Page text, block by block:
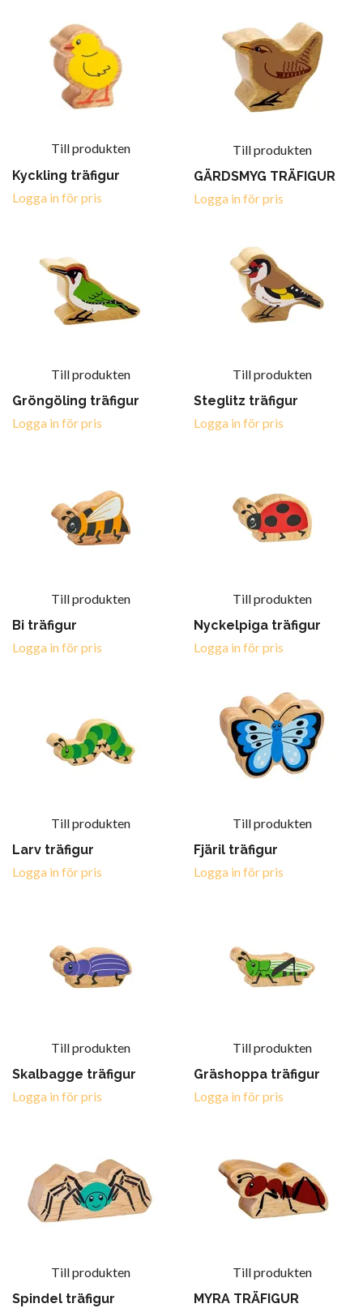
Till produkten
Kyckling träfigur
Logga in för pris
Till produkten
GÄRDSMYG TRÄFIGUR
Logga in för pris
Till produkten
Gröngöling träfigur
Logga in för pris
Till produkten
Steglitz träfigur
Logga in för pris
Till produkten
Bi träfigur
Logga in för pris
Till produkten
Nyckelpiga träfigur
Logga in för pris
Till produkten
Larv träfigur
Logga in för pris
Till produkten
Fjäril träfigur
Logga in för pris
Till produkten
Skalbagge träfigur
Logga in för pris
Till produkten
Gräshoppa träfigur
Logga in för pris
Till produkten
Spindel träfigur
Till produkten
MYRA TRÄFIGUR